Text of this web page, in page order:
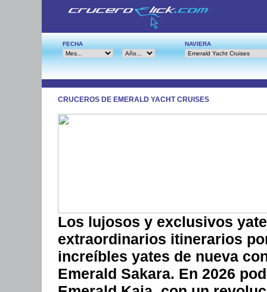
FECHA NAVIERA
CRUCEROS DE EMERALD YACHT CRUISES
Los lujosos y exclusivos
extraordinarios itinerarios
increíbles yates de nueva
Emerald Sakara. En 2026